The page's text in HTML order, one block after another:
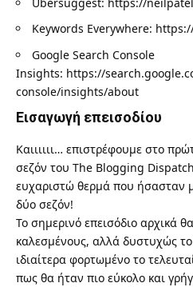
Keywords Everywhere:
Google Search Console
Insights: https://
console/insights/about
Εισαγωγή επεισοδίου
Καιιιιιι… επιστρέφουμε στο
σεζόν του The Blogging Dispatch
ευχαριστώ θερμά που ήσασταν
δύο σεζόν!
Το σημερινό επεισόδιο αρχικά
καλεσμένους, αλλά δυστυχώς
ιδιαίτερα φορτωμένο το
πως θα ήταν πιο εύκολο και